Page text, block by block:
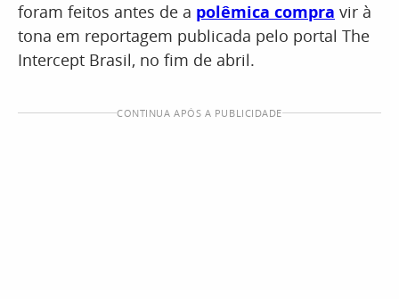
foram feitos antes de a polêmica compra vir à
tona em reportagem publicada pelo portal The
Intercept Brasil, no fim de abril.
CONTINUA APÓS A PUBLICIDADE